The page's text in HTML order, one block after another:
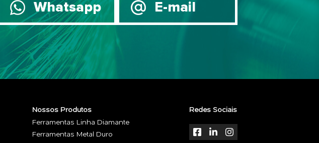
Whatsapp E-mail
Nossos Produtos
Ferramentas Linha Diamante
Ferramentas Metal Duro
Redes Sociais